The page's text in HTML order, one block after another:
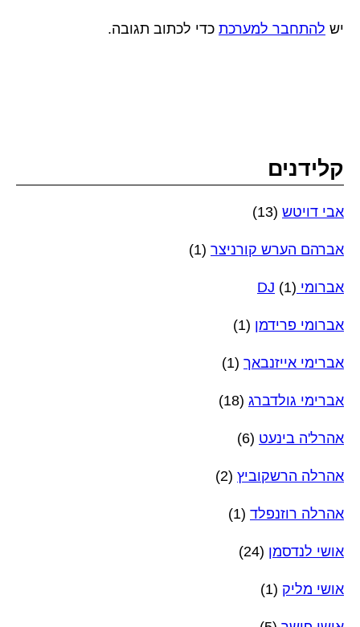
יש להתחבר למערכת כדי לכתוב תגובה.
קלידנים
אבי דויטש (13)
אברהם הערש קורניצר (1)
אברומי DJ (1)
אברומי פרידמן (1)
אברימי אייזנבאך (1)
אברימי גולדברג (18)
אהרל'ה בינעט (6)
אהרלה הרשקוביץ (2)
אהרלה רוזנפלד (1)
אושי לנדסמן (24)
אושי מליק (1)